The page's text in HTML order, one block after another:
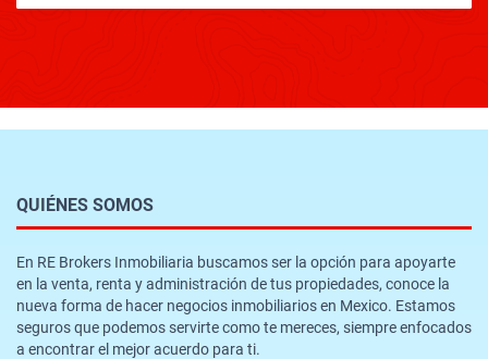
QUIÉNES SOMOS
En RE Brokers Inmobiliaria buscamos ser la opción para apoyarte
en la venta, renta y administración de tus propiedades, conoce la
nueva forma de hacer negocios inmobiliarios en Mexico. Estamos
seguros que podemos servirte como te mereces, siempre enfocados
a encontrar el mejor acuerdo para ti.